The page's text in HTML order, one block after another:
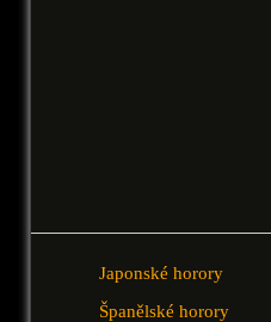
Japonské horory
Španělské horory